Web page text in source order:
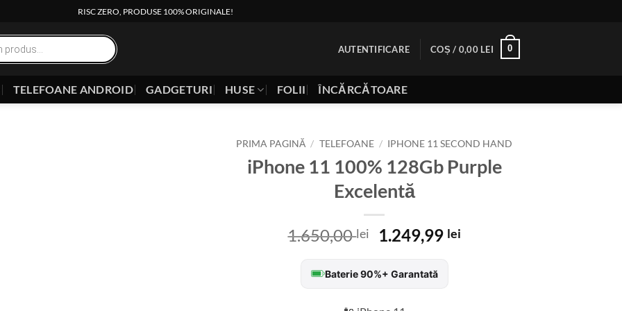
RISC ZERO, PRODUSE 100% ORIGINALE!
AUTENTIFICARE COȘ / 0,00 LEI 0
TELEFOANE ANDROID GADGETURI HUSE FOLII ÎNCĂRCĂTOARE
PRIMA PAGINĂ / TELEFOANE / IPHONE 11 SECOND HAND
iPhone 11 100% 128Gb Purple
Excelentă
1.650,00lei
Prețul
a
fost:
1.249,99 leiPrețul
Baterie 90%+ Garantată